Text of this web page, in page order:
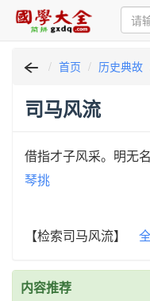
首页 历史典故
司马风流
借指才子风采。明无
琴挑
【检索司马风流】
内容推荐